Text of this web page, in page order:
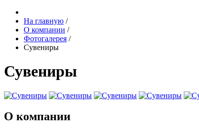
На главную /
О компании /
Фотогалерея /
Сувениры
Сувениры
О компании